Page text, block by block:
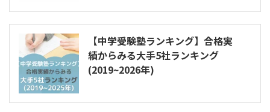
【中学受験塾ランキング】合格実
績からみる大手5社ランキング
(2019~2026年)